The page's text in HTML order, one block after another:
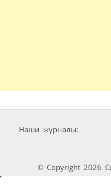
Наши журналы:
© Copyright 2026